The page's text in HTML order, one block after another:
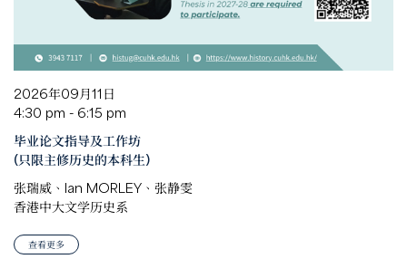
2026年09月11日
4:30 pm - 6:15 pm
毕业论文指导及工作坊
(只限主修历史的本科生)
张瑞威、Ian MORLEY、张静雯
香港中大文学历史系
查看更多